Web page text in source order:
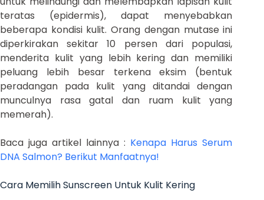
teratas (epidermis), dapat menyebabkan
beberapa kondisi kulit. Orang dengan mutase ini
diperkirakan sekitar 10 persen dari populasi,
menderita kulit yang lebih kering dan memiliki
peluang lebih besar terkena eksim (bentuk
peradangan pada kulit yang ditandai dengan
munculnya rasa gatal dan ruam kulit yang
memerah).
Baca juga artikel lainnya : Kenapa Harus Serum
DNA Salmon? Berikut Manfaatnya!
Cara Memilih Sunscreen Untuk Kulit Kering